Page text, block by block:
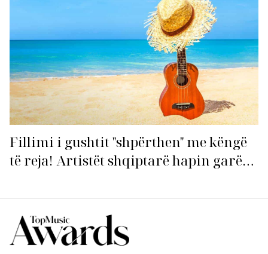
Fillimi i gushtit "shpërthen" me këngë
të reja! Artistët shqiptarë hapin garën